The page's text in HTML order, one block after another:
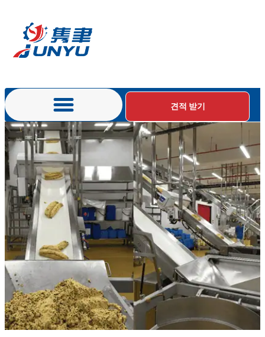
견적 받기